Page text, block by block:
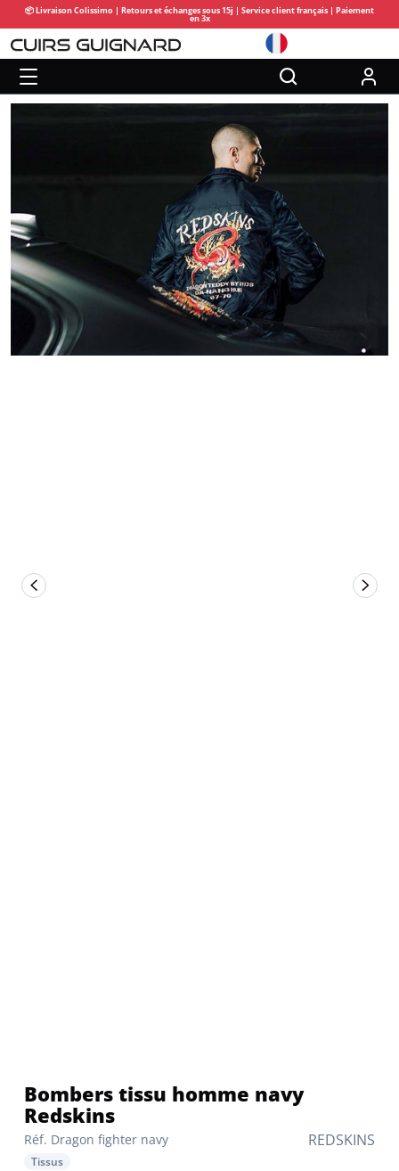
📦 Livraison Colissimo | Retours et échanges sous 15j | Service client français | Paiement
en 3x
REDSKINS
Réf. Dragon fighter navy
Bombers tissu homme navy
Redskins
Tissus